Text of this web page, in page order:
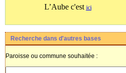
L’Aube c'est ici
Recherche dans d'autres bases
Paroisse ou commune souhaitée :